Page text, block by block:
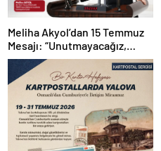
Meliha Akyol’dan 15 Temmuz
Mesajı: “Unutmayacağız,
Unutturmayacağız”